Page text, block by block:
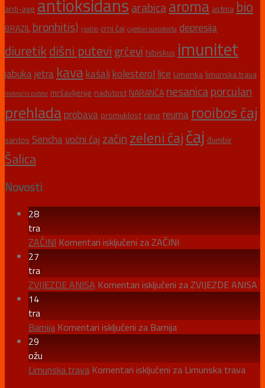
anti-age arabicaaroma astma bio
BRAZIL bronhitis) cjedilo crni čaj cvjetovi suncokreta depresija
diuretikdišni putevi grčevi hibiskus imunitet
jabukajetra kavakašaljkolesterol lice Limenka limunska trava
mokraćni putevi mršavljenje nadutost NARANČA nesanicaporculan
prehladaprobava promuklost rane reuma rooibos čaj
santos Senchavoćni čaj začin zeleni čajčaj đumbir
Šalica
Novosti
28
tra
ZAČINI Komentari isključeni za ZAČINI
27
tra
ZVIJEZDE ANISA Komentari isključeni za ZVIJEZDE ANISA
14
tra
Bamija Komentari isključeni za Bamija
29
ožu
Limunska trava Komentari isključeni za Limunska trava